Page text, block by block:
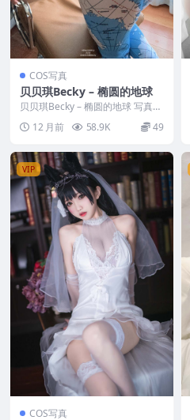
COS写真
贝贝琪Becky – 椭圆的地球
贝贝琪Becky – 椭圆的地球 写真分
类：唯美，参与模特：贝贝琪Bec
ky [...12 月前 58.9K 49
VIP
COS写真